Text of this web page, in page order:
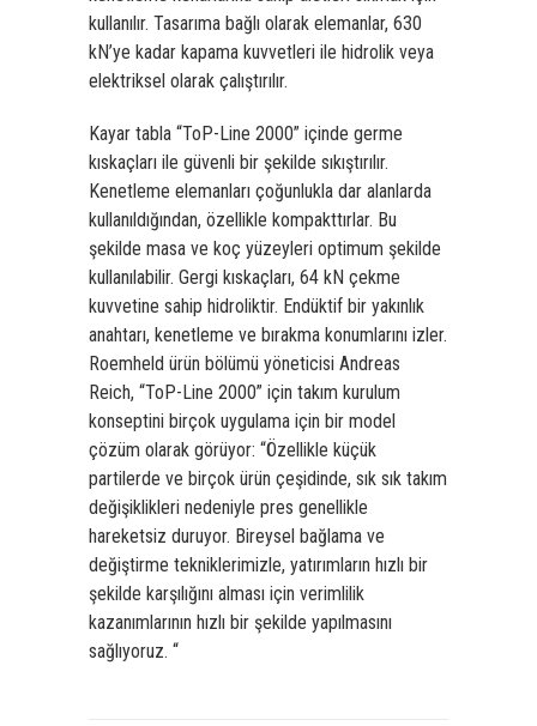
kullanılır. Tasarıma bağlı olarak elemanlar, 630
kN’ye kadar kapama kuvvetleri ile hidrolik veya
elektriksel olarak çalıştırılır.
Kayar tabla “ToP-Line 2000” içinde germe
kıskaçları ile güvenli bir şekilde sıkıştırılır.
Kenetleme elemanları çoğunlukla dar alanlarda
kullanıldığından, özellikle kompakttırlar. Bu
şekilde masa ve koç yüzeyleri optimum şekilde
kullanılabilir. Gergi kıskaçları, 64 kN çekme
kuvvetine sahip hidroliktir. Endüktif bir yakınlık
anahtarı, kenetleme ve bırakma konumlarını izler.
Roemheld ürün bölümü yöneticisi Andreas
Reich, “ToP-Line 2000” için takım kurulum
konseptini birçok uygulama için bir model
çözüm olarak görüyor: “Özellikle küçük
partilerde ve birçok ürün çeşidinde, sık sık takım
değişiklikleri nedeniyle pres genellikle
hareketsiz duruyor. Bireysel bağlama ve
değiştirme tekniklerimizle, yatırımların hızlı bir
şekilde karşılığını alması için verimlilik
kazanımlarının hızlı bir şekilde yapılmasını
sağlıyoruz. “